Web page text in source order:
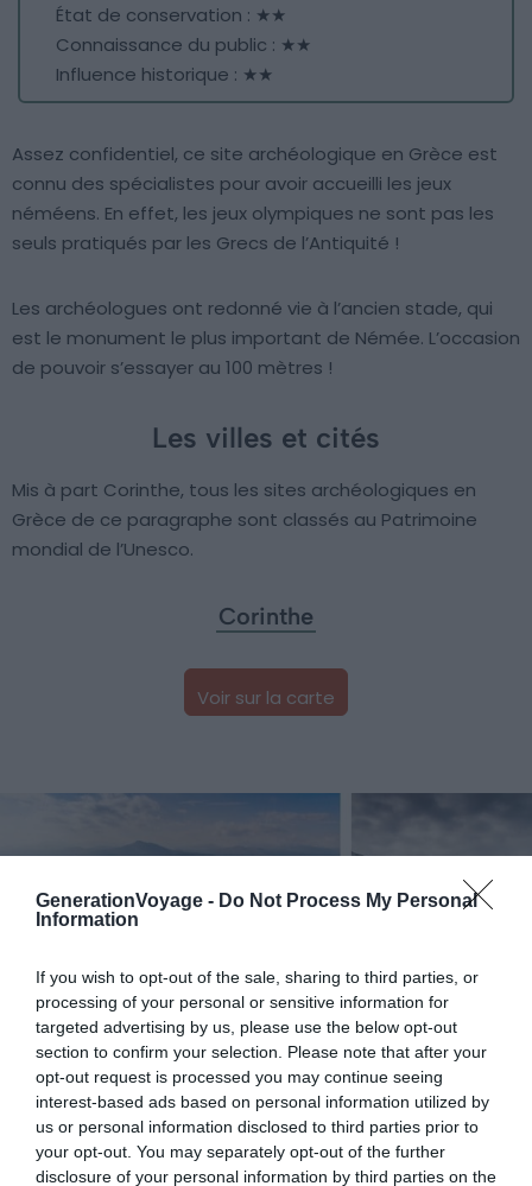
GenerationVoyage - Do Not Process My Personal
Information
If you wish to opt-out of the sale, sharing to third parties, or
processing of your personal or sensitive information for
targeted advertising by us, please use the below opt-out
section to confirm your selection. Please note that after your
opt-out request is processed you may continue seeing
interest-based ads based on personal information utilized by
us or personal information disclosed to third parties prior to
your opt-out. You may separately opt-out of the further
disclosure of your personal information by third parties on the
État de conservation : ★★
Connaissance du public : ★★
Influence historique : ★★
Assez confidentiel, ce site archéologique en Grèce est
connu des spécialistes pour avoir accueilli les jeux
néméens. En effet, les jeux olympiques ne sont pas les
seuls pratiqués par les Grecs de l’Antiquité !
Les archéologues ont redonné vie à l’ancien stade, qui
est le monument le plus important de Némée. L’occasion
de pouvoir s’essayer au 100 mètres !
Les villes et cités
Mis à part Corinthe, tous les sites archéologiques en
Grèce de ce paragraphe sont classés au Patrimoine
mondial de l’Unesco.
Corinthe
Voir sur la carte
Ruines de l’Ancien Corinthe dans le Péloponnèse–Crédit photo :
Shutterstock – Oleksii Liebiediev
État de conservation : ★★
Connaissance du public : ★★★